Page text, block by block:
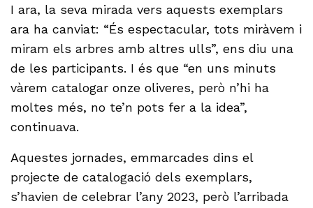
I ara, la seva mirada vers aquests exemplars
ara ha canviat: “És espectacular, tots miràvem i
miram els arbres amb altres ulls”, ens diu una
de les participants. I és que “en uns minuts
vàrem catalogar onze oliveres, però n’hi ha
moltes més, no te’n pots fer a la idea”,
continuava.
Aquestes jornades, emmarcades dins el
projecte de catalogació dels exemplars,
s’havien de celebrar l’any 2023, però l’arribada